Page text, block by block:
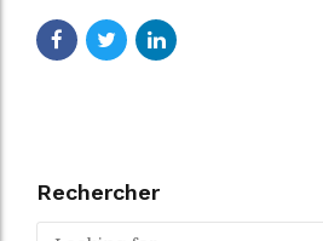
Rechercher